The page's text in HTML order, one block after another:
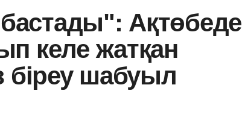
Ақтөбеде
келе жатқан
біреу шабуыл